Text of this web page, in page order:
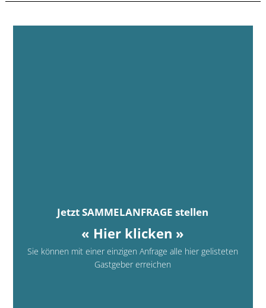
Jetzt SAMMELANFRAGE stellen
« Hier klicken »
Sie können mit einer einzigen Anfrage alle hier gelisteten
Gastgeber erreichen